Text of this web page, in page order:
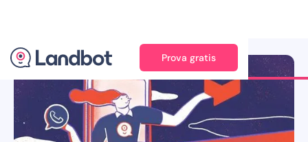
Prova gratis
Illustrator: Jana Perès